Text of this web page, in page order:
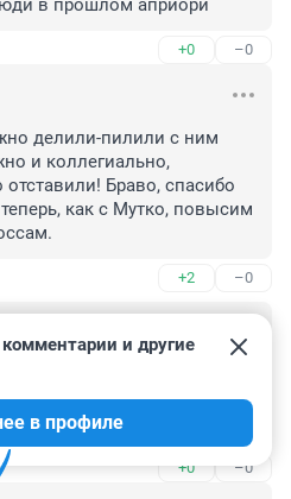
в прошлом априори
+0 –0
делили-пилили с ним
и коллегиально,
Браво, спасибо
как с Мутко, повысим
+2 –0
в политику мы на вас
Экспертов деваться
+0 –0
и другие
в профиле